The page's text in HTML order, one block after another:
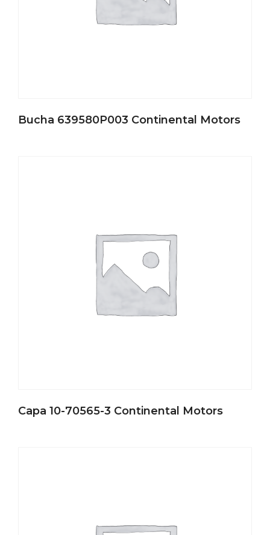
Bucha 639580P003 Continental Motors
Capa 10-70565-3 Continental Motors